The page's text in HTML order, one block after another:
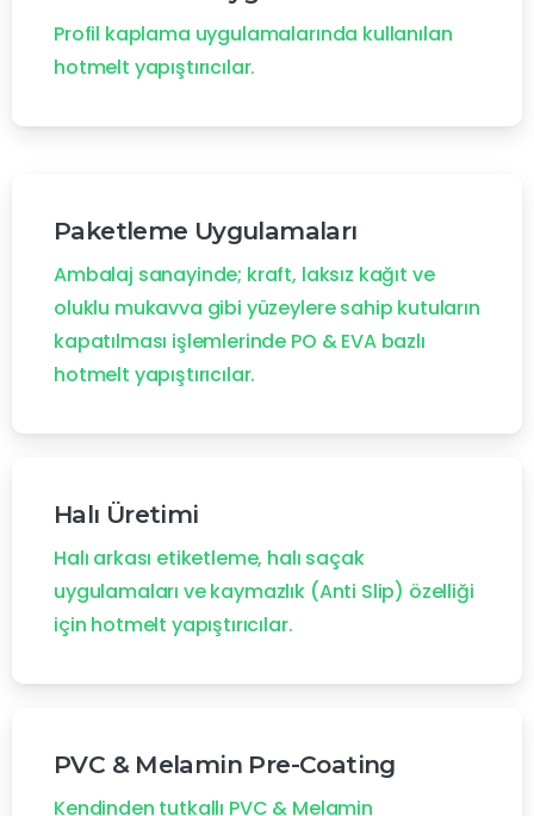
Profil kaplama uygulamalarında kullanılan
hotmelt yapıştırıcılar.
Paketleme Uygulamaları
Ambalaj sanayinde; kraft, laksız kağıt ve
oluklu mukavva gibi yüzeylere sahip kutuların
kapatılması işlemlerinde PO & EVA bazlı
hotmelt yapıştırıcılar.
Halı Üretimi
Halı arkası etiketleme, halı saçak
uygulamaları ve kaymazlık (Anti Slip) özelliği
için hotmelt yapıştırıcılar.
PVC & Melamin Pre-Coating
Kendinden tutkallı PVC & Melamin